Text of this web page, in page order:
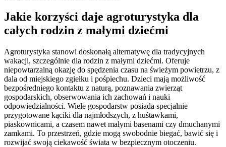
Jakie korzyści daje agroturystyka dla
całych rodzin z małymi dziećmi
Agroturystyka stanowi doskonałą alternatywę dla tradycyjnych
wakacji, szczególnie dla rodzin z małymi dziećmi. Oferuje
niepowtarzalną okazję do spędzenia czasu na świeżym powietrzu, z
dala od miejskiego zgiełku i pośpiechu. Dzieci mają możliwość
bezpośredniego kontaktu z naturą, poznawania zwierząt
gospodarskich, obserwowania ich zachowań i nauki
odpowiedzialności. Wiele gospodarstw posiada specjalnie
przygotowane kąciki dla najmłodszych, z huśtawkami,
piaskownicami, a czasem nawet małymi basenami czy dmuchanymi
zamkami. To przestrzeń, gdzie mogą swobodnie biegać, bawić się i
rozwijać swoją ciekawość świata w bezpiecznym otoczeniu.